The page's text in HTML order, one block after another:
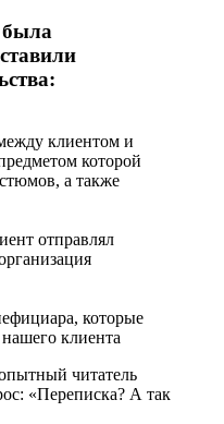
была
клиентом и
которой
а также
отправлял
которые
клиента
читатель
«Переписка? А так